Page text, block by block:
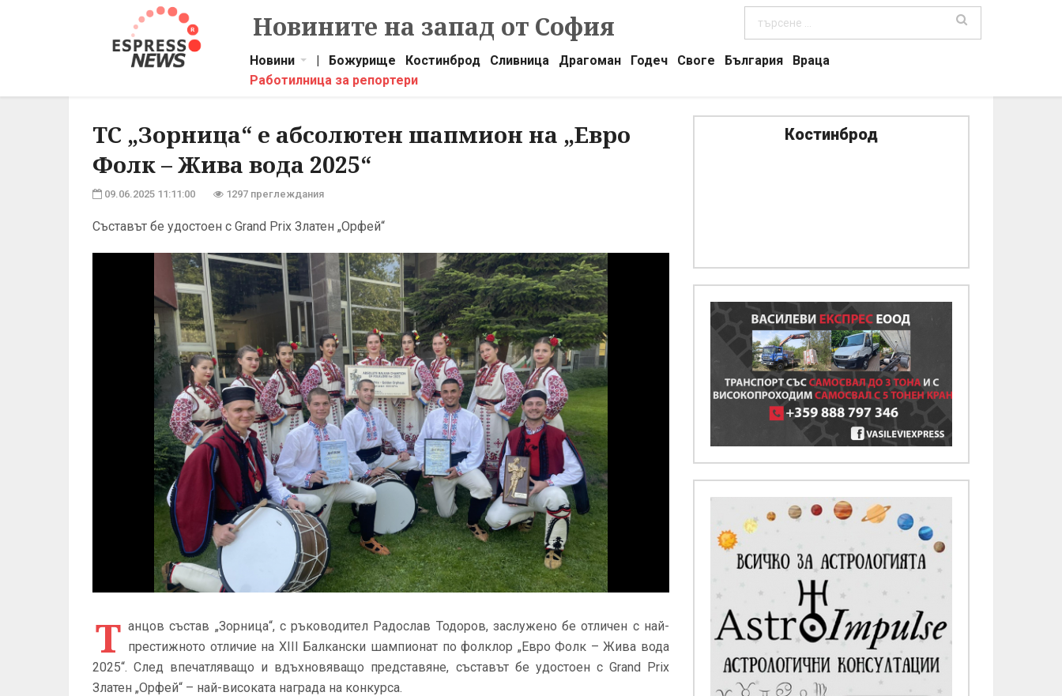
Новините на запад от София
Новини | Божурище Костинброд Сливница Драгоман Годеч Своге България
Враца
Работилница за репортери
ТС „Зорница“ е абсолютен шапмион на „Евро
Фолк – Жива вода 2025“
09.06.2025 11:11:00 1297 преглеждания
Съставът бе удостоен с Grand Prix Златен „Орфей“
Т анцов състав „Зорница“, с ръководител Радослав Тодоров, заслужено бе отличен с най-
престижното отличие на XIII Балкански шампионат по фолклор „Евро Фолк – Жива вода
2025“. След впечатляващо и вдъхновяващо представяне, съставът бе удостоен с Grand Prix
Златен „Орфей“ – най-високата награда на конкурса.
Костинброд